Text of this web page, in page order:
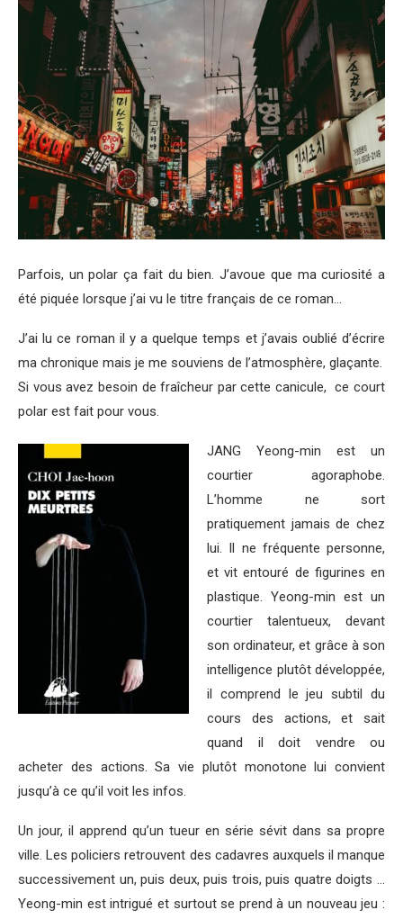
Parfois, un polar ça fait du bien. J’avoue que ma curiosité a
été piquée lorsque j’ai vu le titre français de ce roman…
J’ai lu ce roman il y a quelque temps et j’avais oublié d’écrire
ma chronique mais je me souviens de l’atmosphère, glaçante.
Si vous avez besoin de fraîcheur par cette canicule, ce court
polar est fait pour vous.
JANG Yeong-min est un
courtier agoraphobe.
L’homme ne sort
pratiquement jamais de chez
lui. Il ne fréquente personne,
et vit entouré de figurines en
plastique. Yeong-min est un
courtier talentueux, devant
son ordinateur, et grâce à son
intelligence plutôt développée,
il comprend le jeu subtil du
cours des actions, et sait
quand il doit vendre ou
acheter des actions. Sa vie plutôt monotone lui convient
jusqu’à ce qu’il voit les infos.
Un jour, il apprend qu’un tueur en série sévit dans sa propre
ville. Les policiers retrouvent des cadavres auxquels il manque
successivement un, puis deux, puis trois, puis quatre doigts …
Yeong-min est intrigué et surtout se prend à un nouveau jeu :